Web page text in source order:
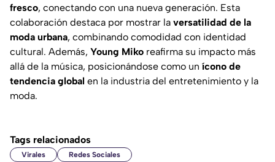
fresco, conectando con una nueva generación. Esta
colaboración destaca por mostrar la versatilidad de la
moda urbana, combinando comodidad con identidad
cultural. Además, Young Miko reafirma su impacto más
allá de la música, posicionándose como un ícono de
tendencia global en la industria del entretenimiento y la
moda.
Tags relacionados
Virales Redes Sociales